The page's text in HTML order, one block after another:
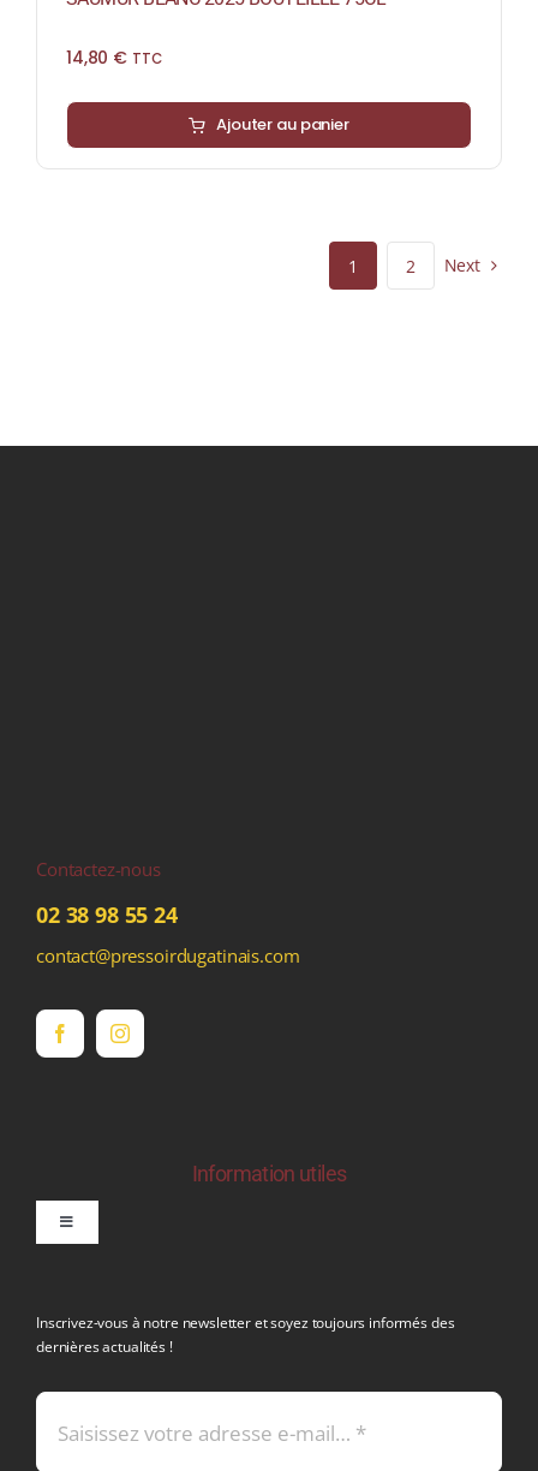
14,80 € TTC
Ajouter au panier
1 2 Next
Contactez-nous
02 38 98 55 24
contact@pressoirdugatinais.com
Information utiles
Toggle
Mentions légales
Inscrivez-vous à notre newsletter et soyez toujours informés des
dernières actualités !